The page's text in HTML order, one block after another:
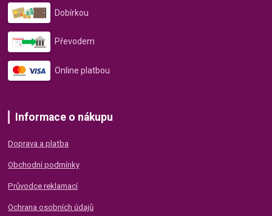
Dobírkou
Převodem
Online platbou
Informace o nákupu
Doprava a platba
Obchodní podmínky
Průvodce reklamací
Ochrana osobních údajů